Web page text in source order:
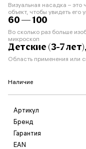
Визуальная насадка – это
объект, чтобы увидеть его
60 — 100
Во сколько раз больше
микроскоп
Детские (3-7
Область применения или
Наличие
Артикул
Бренд
Гарантия
EAN